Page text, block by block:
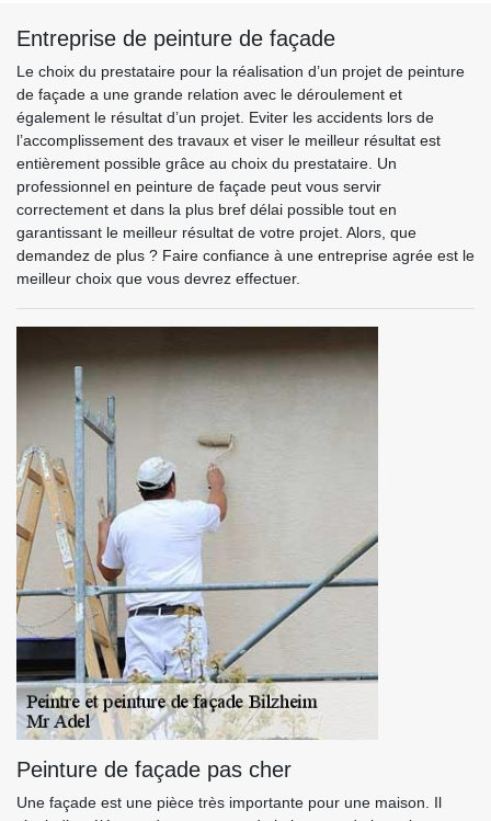
Entreprise de peinture de façade
Le choix du prestataire pour la réalisation d’un projet de peinture
de façade a une grande relation avec le déroulement et
également le résultat d’un projet. Eviter les accidents lors de
l’accomplissement des travaux et viser le meilleur résultat est
entièrement possible grâce au choix du prestataire. Un
professionnel en peinture de façade peut vous servir
correctement et dans la plus bref délai possible tout en
garantissant le meilleur résultat de votre projet. Alors, que
demandez de plus ? Faire confiance à une entreprise agrée est le
meilleur choix que vous devrez effectuer.
Peinture de façade pas cher
Une façade est une pièce très importante pour une maison. Il